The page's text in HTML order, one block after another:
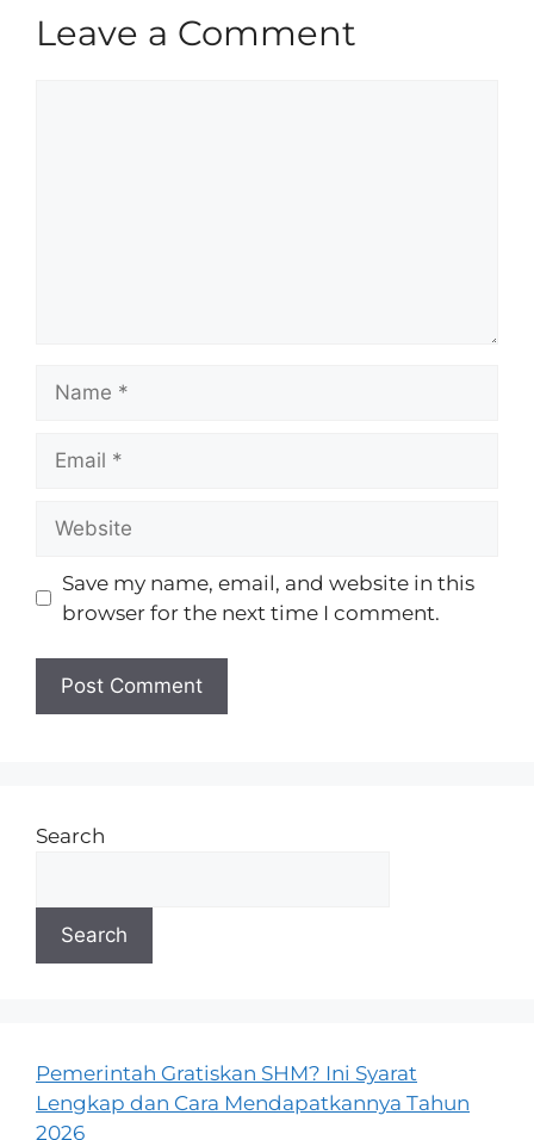
Leave a Comment
Save my name, email, and website in this
browser for the next time I comment.
Search
Search
Pemerintah Gratiskan SHM? Ini Syarat
Lengkap dan Cara Mendapatkannya Tahun
2026